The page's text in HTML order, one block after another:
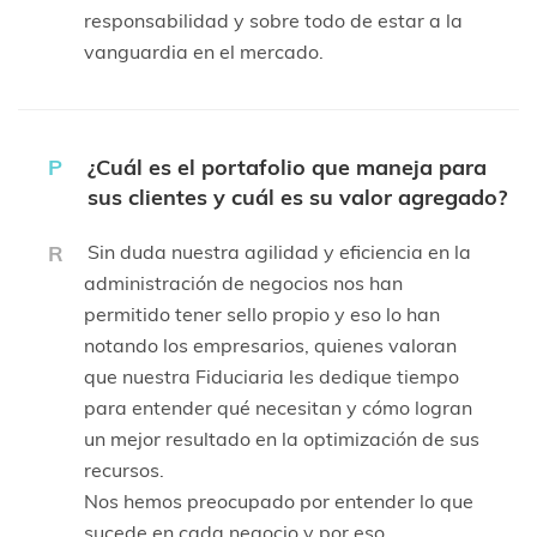
responsabilidad y sobre todo de estar a la
vanguardia en el mercado.
P
¿Cuál es el portafolio que maneja para
sus clientes y cuál es su valor agregado?
R
Sin duda nuestra agilidad y eficiencia en la
administración de negocios nos han
permitido tener sello propio y eso lo han
notando los empresarios, quienes valoran
que nuestra Fiduciaria les dedique tiempo
para entender qué necesitan y cómo logran
un mejor resultado en la optimización de sus
recursos.
Nos hemos preocupado por entender lo que